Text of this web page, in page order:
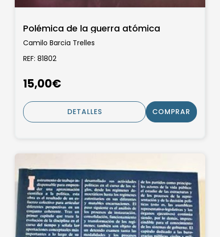
Polémica de la guerra atómica
Camilo Barcia Trelles
REF: 81802
15,00€
DETALLES COMPRAR